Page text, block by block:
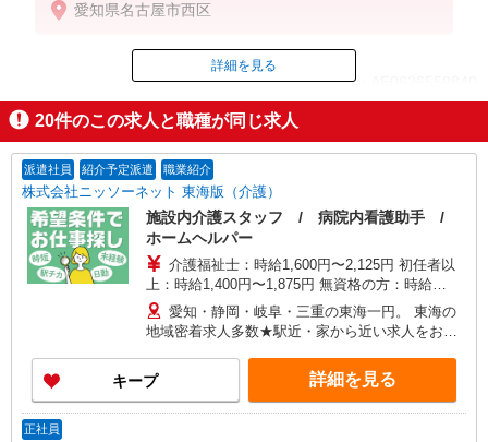
◆無資格・経験者：時給1,500円〜
◆初任者研修・経験者：時給1,600円〜
◆介護福祉士：時給1,750円〜
※経験者は3ヶ月以上
※給与幅は経験・能力による
★週払いOK（規定あり）
愛知県名古屋市西区
ID：AE0626559840
掲載期間終了
詳細を見る
20件のこの求人と職種が同じ求人
派遣社員 紹介予定派遣 職業紹介
株式会社ニッソーネット 東海版（介護）
施設内介護スタッフ / 病院内看護助手 /
ホームヘルパー
介護福祉士：時給1,600円〜2,125円 初任者以
上：時給1,400円〜1,875円 無資格の方：時給
1,300円〜1,750円 ※給与幅は勤務先による +交通
費、諸手当（勤務先による） +0円で介護資格が取
れる （別途規定） ★給与日払い制度あり！
愛知・静岡・岐阜・三重の東海一円。 東海の
地域密着求人多数★駅近・家から近い求人をお探
キープ 詳細を見る
正社員